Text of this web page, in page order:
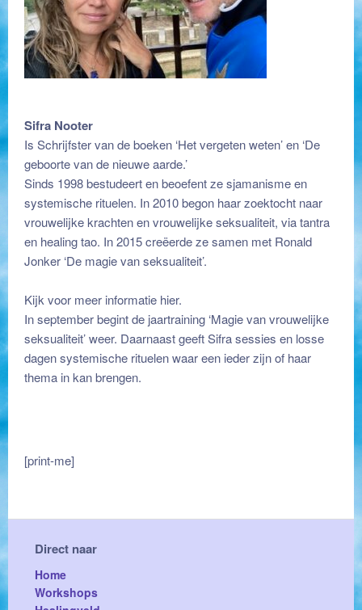
Sifra Nooter
Is Schrijfster van de boeken ‘Het vergeten weten’ en ‘De
geboorte van de nieuwe aarde.’
Sinds 1998 bestudeert en beoefent ze sjamanisme en
systemische rituelen. In 2010 begon haar zoektocht naar
vrouwelijke krachten en vrouwelijke seksualiteit, via tantra
en healing tao. In 2015 creëerde ze samen met Ronald
Jonker ‘De magie van seksualiteit’.
Kijk voor meer informatie hier.
In september begint de jaartraining ‘Magie van vrouwelijke
seksualiteit’ weer. Daarnaast geeft Sifra sessies en losse
dagen systemische rituelen waar een ieder zijn of haar
thema in kan brengen.
[print-me]
Direct naar
Home
Workshops